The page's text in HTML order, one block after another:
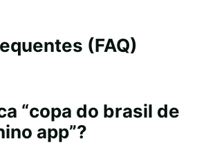
(FAQ)
“copa do brasil de
app”?